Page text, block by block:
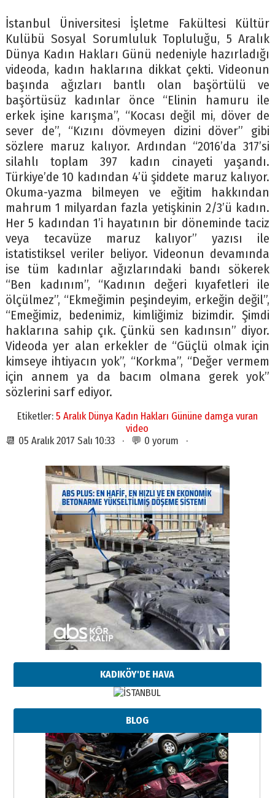
İstanbul Üniversitesi İşletme Fakültesi Kültür
Kulübü Sosyal Sorumluluk Topluluğu, 5 Aralık
Dünya Kadın Hakları Günü nedeniyle hazırladığı
videoda, kadın haklarına dikkat çekti. Videonun
başında ağızları bantlı olan başörtülü ve
başörtüsüz kadınlar önce “Elinin hamuru ile
erkek işine karışma”, “Kocası değil mi, döver de
sever de”, “Kızını dövmeyen dizini döver” gibi
sözlere maruz kalıyor. Ardından “2016’da 317’si
silahlı toplam 397 kadın cinayeti yaşandı.
Türkiye’de 10 kadından 4’ü şiddete maruz kalıyor.
Okuma-yazma bilmeyen ve eğitim hakkından
mahrum 1 milyardan fazla yetişkinin 2/3’ü kadın.
Her 5 kadından 1’i hayatının bir döneminde taciz
veya tecavüze maruz kalıyor” yazısı ile
istatistiksel veriler beliyor. Videonun devamında
ise tüm kadınlar ağızlarındaki bandı sökerek
“Ben kadınım”, “Kadının değeri kıyafetleri ile
ölçülmez”, “Ekmeğimin peşindeyim, erkeğin değil”,
“Emeğimiz, bedenimiz, kimliğimiz bizimdir. Şimdi
haklarına sahip çık. Çünkü sen kadınsın” diyor.
Videoda yer alan erkekler de “Güçlü olmak için
kimseye ihtiyacın yok”, “Korkma”, “Değer vermem
için annem ya da bacım olmana gerek yok”
sözlerini sarf ediyor.
Etiketler: 5 Aralık Dünya Kadın Hakları Gününe damga vuran
video
📆 05 Aralık 2017 Salı 10:33 · 💬 0 yorum ·
KADIKÖY'DE HAVA
BLOG